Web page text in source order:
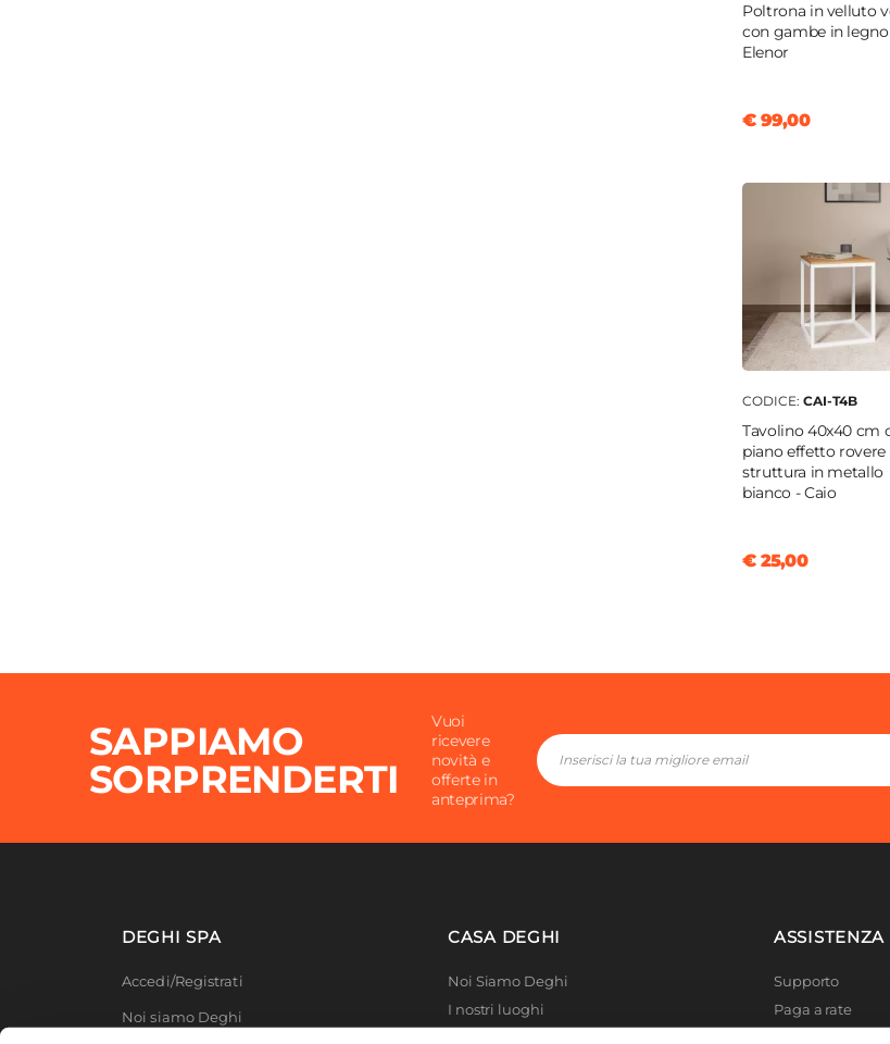
Poltrona in velluto
con gambe in
Elenor
€ 99,00
CODICE: CAI-T4B
Tavolino 40x40 cm
piano effetto rovere
struttura in metallo
bianco - Caio
€ 25,00
SAPPIAMO
SORPRENDERTI
Vuoi
ricevere
novità e
offerte in
anteprima?
DEGHI SPA
Accedi/Registrati
Noi siamo Deghi
CASA DEGHI
Noi Siamo Deghi
I nostri luoghi
ASSISTENZA
Supporto
Paga a rate